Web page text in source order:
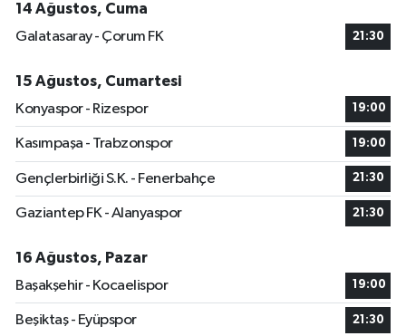
14 Ağustos, Cuma
Galatasaray - Çorum FK
21:30
15 Ağustos, Cumartesi
Konyaspor - Rizespor
19:00
Kasımpaşa - Trabzonspor 19:00
Gençlerbirliği S.K. - Fenerbahçe 21:30
Gaziantep FK - Alanyaspor 21:30
16 Ağustos, Pazar
Başakşehir - Kocaelispor
19:00
Beşiktaş - Eyüpspor 21:30